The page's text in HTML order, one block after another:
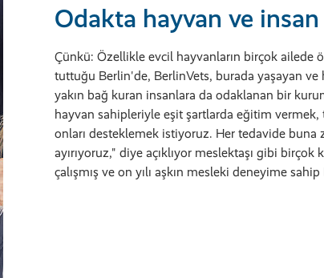
Odakta hayvan ve
Çünkü: Özellikle evcil hayvanların birçok ailede
tuttuğu Berlin'de, BerlinVets, burada yaşayan ve
yakın bağ kuran insanlara da odaklanan bir
hayvan sahipleriyle eşit şartlarda eğitim vermek,
onları desteklemek istiyoruz. Her tedavide buna
ayırıyoruz," diye açıklıyor meslektaşı gibi birçok
çalışmış ve on yılı aşkın mesleki deneyime